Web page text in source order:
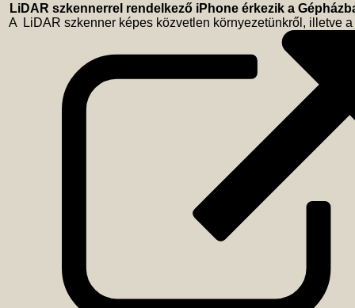
LiDAR szkennerrel rendelkező iPhone érkezik a
A  LiDAR szkenner képes közvetlen környezetünkről, illetve